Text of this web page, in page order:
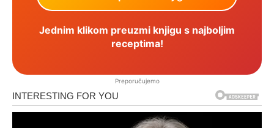
Jednim klikom preuzmi knjigu s najboljim
receptima!
Preporučujemo